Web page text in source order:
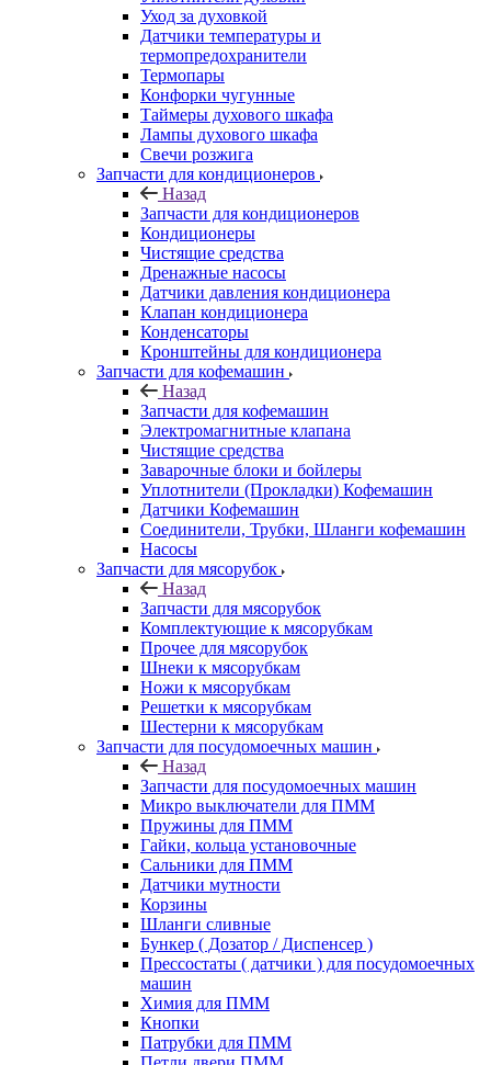
Уход за духовкой
Датчики температуры и
термопредохранители
Термопары
Конфорки чугунные
Таймеры духового шкафа
Лампы духового шкафа
Свечи розжига
Запчасти для кондиционеров
Назад
Запчасти для кондиционеров
Кондиционеры
Чистящие средства
Дренажные насосы
Датчики давления кондиционера
Клапан кондиционера
Конденсаторы
Кронштейны для кондиционера
Запчасти для кофемашин
Назад
Запчасти для кофемашин
Электромагнитные клапана
Чистящие средства
Заварочные блоки и бойлеры
Уплотнители (Прокладки) Кофемашин
Датчики Кофемашин
Соединители, Трубки, Шланги кофемашин
Насосы
Запчасти для мясорубок
Назад
Запчасти для мясорубок
Комплектующие к мясорубкам
Прочее для мясорубок
Шнеки к мясорубкам
Ножи к мясорубкам
Решетки к мясорубкам
Шестерни к мясорубкам
Запчасти для посудомоечных машин
Назад
Запчасти для посудомоечных машин
Микро выключатели для ПММ
Пружины для ПММ
Гайки, кольца установочные
Сальники для ПММ
Датчики мутности
Корзины
Шланги сливные
Бункер ( Дозатор / Диспенсер )
Прессостаты ( датчики ) для посудомоечных
машин
Химия для ПММ
Кнопки
Патрубки для ПММ